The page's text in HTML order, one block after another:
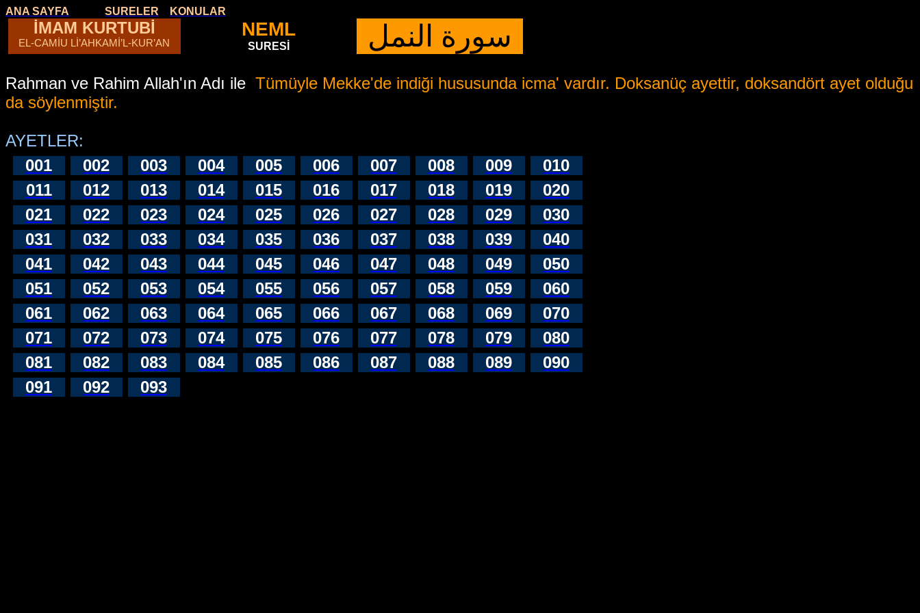
ANA SAYFA SURELER KONULAR
İMAM KURTUBİ
EL-CAMİU Lİ’AHKAMİ’L-KUR’AN
NEML
SURESİ سورة النمل
Rahman ve Rahim Allah'ın Adı ile Tümüyle Mekke'de indiği hususunda icma' vardır. Doksanüç ayettir, doksandört ayet olduğu
da söylenmiştir.
AYETLER:
001
002 003 004 005 006 007 008 009
010
011
012 013 014 015 016 017 018 019
020
021
022 023 024 025 026 027 028 029
030
031
032 033 034 035 036 037 038 039
040
041
042 043 044 045 046 047 048 049
050
051
052 053 054 055 056 057 058 059
060
061
062 063 064 065 066 067 068 069
070
071
072 073 074 075 076 077 078 079
080
081
082 083 084 085 086 087 088 089
090
091
092 093